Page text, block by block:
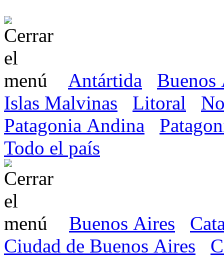
Antártida
Buenos
Islas Malvinas
Litoral
Patagonia Andina
Todo el país
Buenos Aires
Ciudad de Buenos Aires